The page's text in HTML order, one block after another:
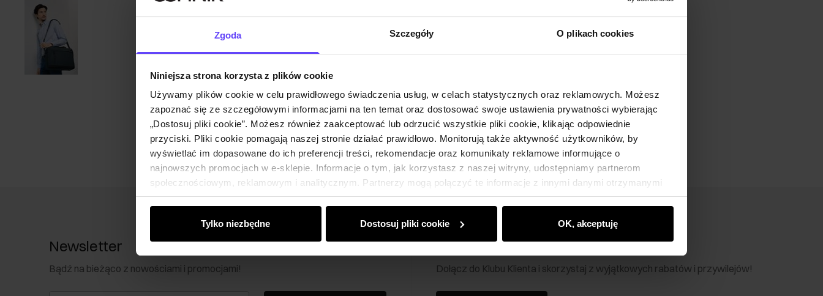
Zgoda Szczegóły O plikach cookies
Niniejsza strona korzysta z plików cookie
Używamy plików cookie w celu prawidłowego świadczenia usług, w celach statystycznych oraz reklamowych. Możesz
zapoznać się ze szczegółowymi informacjami na ten temat oraz dostosować swoje ustawienia prywatności wybierając
„Dostosuj pliki cookie”. Możesz również zaakceptować lub odrzucić wszystkie pliki cookie, klikając odpowiednie
przyciski. Pliki cookie pomagają naszej stronie działać prawidłowo. Monitorują także aktywność użytkowników, by
wyświetlać im dopasowane do ich preferencji treści, rekomendacje oraz komunikaty reklamowe informujące o
najnowszych promocjach w e-sklepie. Informacje o tym, jak korzystasz z naszej witryny, udostępniamy partnerom
społecznościowym, reklamowym i analitycznym. Partnerzy mogą połączyć te informacje z innymi danymi otrzymanymi
od Ciebie lub uzyskanymi podczas korzystania z ich usług.
Tylko niezbędne Dostosuj pliki cookie OK, akceptuję
Newsletter
Bądź na bieżąco z nowościami i promocjami!
Klub Klienta Ochnik
Dołącz do Klubu Klienta i skorzystaj z wyjątkowych rabatów i przywilejów!